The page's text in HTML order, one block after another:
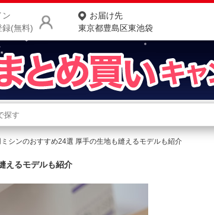
ン
録(無料)
お届け先
東京都豊島区東池袋
商品をさがす
ランキングからさがす
ミシンのおすすめ24選 厚手の生地も縫えるモデルも紹介
えるモデルも紹介